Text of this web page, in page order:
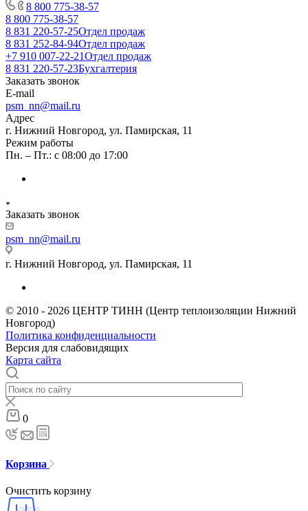
8 800 775-38-57
8 800 775-38-57
8 831 220-57-25Отдел продаж
8 831 252-84-94Отдел продаж
+7 910 007-22-21Отдел продаж
8 831 220-57-23Бухгалтерия
Заказать звонок
E-mail
psm_nn@mail.ru
Адрес
г. Нижний Новгород, ул. Памирская, 11
Режим работы
Пн. – Пт.: с 08:00 до 17:00
Заказать звонок
psm_nn@mail.ru
г. Нижний Новгород, ул. Памирская, 11
© 2010 - 2026 ЦЕНТР ТИНН (Центр теплоизоляции Нижний
Новгород)
Политика конфиденциальности
Версия для слабовидящих
Карта сайта
0
Корзина
Очистить корзину